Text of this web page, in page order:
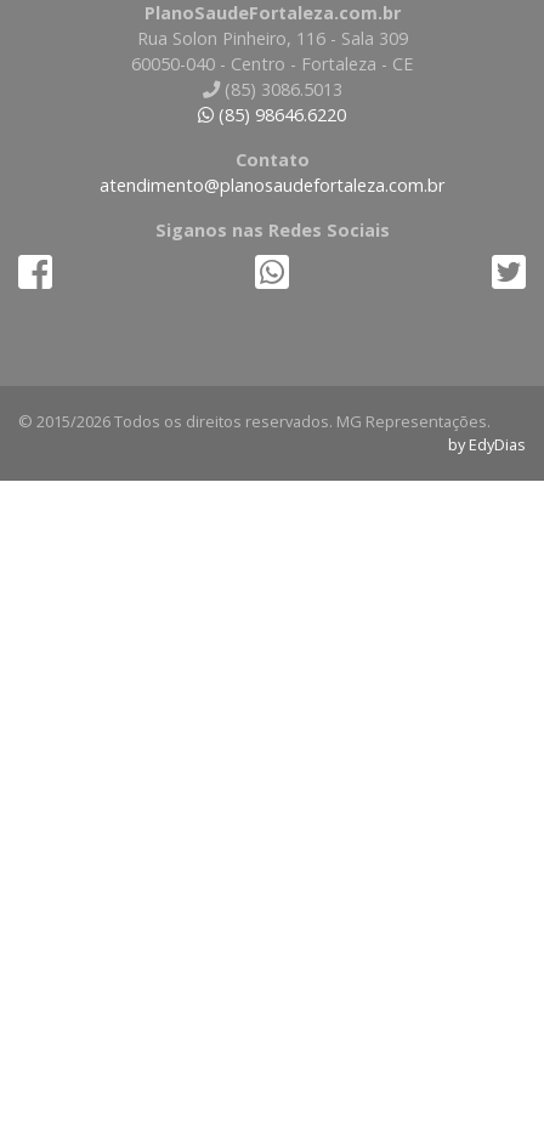
PlanoSaudeFortaleza.com.br
Rua Solon Pinheiro, 116 - Sala 309
60050-040 - Centro - Fortaleza - CE
(85) 3086.5013
(85) 98646.6220
Contato
atendimento@planosaudefortaleza.com.br
Siganos nas Redes Sociais
© 2015/2026 Todos os direitos reservados. MG Representações.
by EdyDias